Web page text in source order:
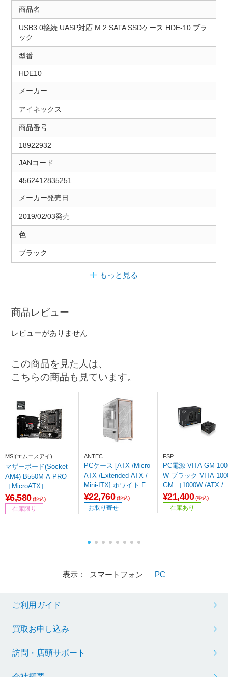
商品名
USB3.0接続 UASP対応 M.2 SATA SSDケース HDE-10 ブラ
ック
型番
HDE10
メーカー
アイネックス
商品番号
18922932
JANコード
4562412835251
メーカー発売日
2019/02/03発売
色
ブラック
もっと見る
商品レビュー
レビューがありません
この商品を見た人は、
こちらの商品も見ています。
MSI(エムエスアイ)
マザーボード(Socket
AM4) B550M-A PRO
［MicroATX］
¥6,580 (税込)
在庫限り
ANTEC
PCケース [ATX /Micro
ATX /Extended ATX /
Mini-ITX] ホワイト FL
UX PRO White
¥22,760 (税込)
お取り寄せ
FSP
PC電源 VITA GM
W ブラック VITA-
GM ［1000W /ATX /G
old］ 【864】
¥21,400 (税込)
在庫あり
表示： スマートフォン ｜ PC
ご利用ガイド
買取お申し込み
訪問・店頭サポート